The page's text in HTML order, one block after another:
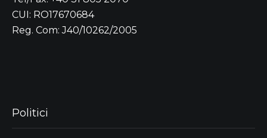
CUI: RO17670684
Reg. Com: J40/10262/2005
Politici